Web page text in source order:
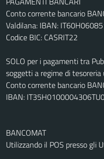
Conto corrente bancario
Valdilana: IBAN:
Codice BIC: CASRIT22
SOLO per i pagamenti tra
soggetti a regime di tesoreria
Conto corrente bancario
IBAN:
BANCOMAT
Utilizzando il POS presso gli